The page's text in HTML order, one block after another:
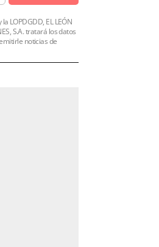
LOPDGDD, EL LEÓN
S.A. tratará los datos
noticias de